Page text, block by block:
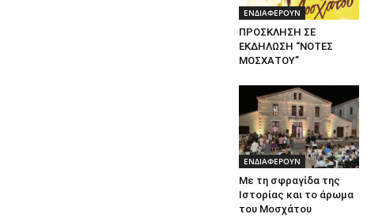
ΕΝΔΙΑΦΕΡΟΥΝ
ΠΡΟΣΚΛΗΣΗ ΣΕ
ΕΚΔΗΛΩΣΗ “ΝΟΤΕΣ
ΜΟΣΧΑΤΟΥ”
ΕΝΔΙΑΦΕΡΟΥΝ
Με τη σφραγίδα της
Ιστορίας και το άρωμα
του Μοσχάτου